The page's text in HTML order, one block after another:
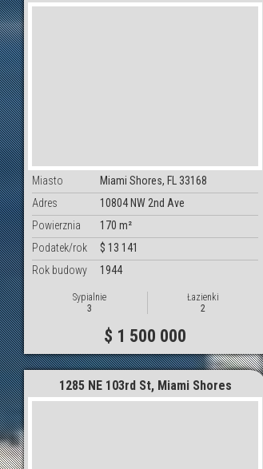
Miasto
Miami Shores, FL 33168
Adres
10804 NW 2nd Ave
Powierznia
170 m²
Podatek/rok
$ 13 141
Rok budowy
1944
Sypialnie
3
Łazienki
2
$ 1 500 000
1285 NE 103rd St, Miami Shores